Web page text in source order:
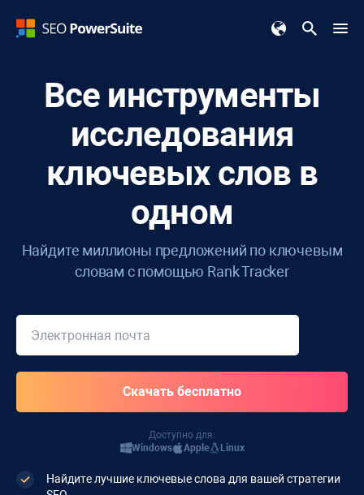
Все инструменты
исследования
ключевых слов в
одном
Найдите миллионы предложений по ключевым
словам с помощью Rank Tracker
Найдите лучшие ключевые слова для вашей стратегии
Доступно для:
Windows
Apple Linux